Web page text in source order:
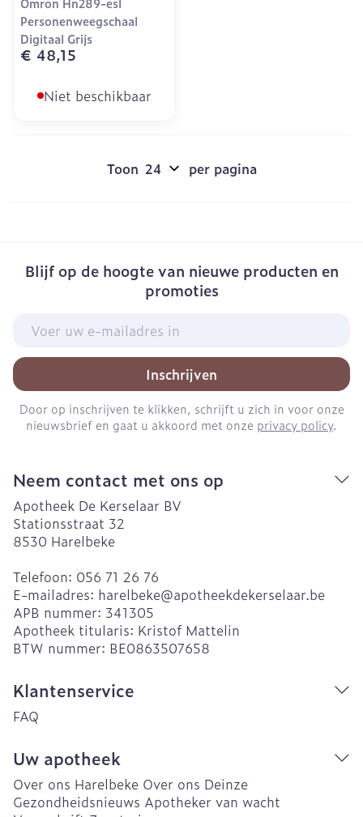
Personenweegschaal
Digitaal Grijs
€ 48,15
Niet beschikbaar
Toon per pagina
Blijf op de hoogte van nieuwe producten en
promoties
Inschrijven
Door op inschrijven te klikken, schrijft u zich in voor onze
nieuwsbrief en gaat u akkoord met onze privacy policy.
Neem contact met ons op
Apotheek De Kerselaar BV
Stationsstraat 32
8530 Harelbeke
Telefoon: 056 71 26 76
E-mailadres: harelbeke@apotheekdekerselaar.be
APB nummer: 341305
Apotheek titularis: Kristof Mattelin
BTW nummer: BE0863507658
Klantenservice
FAQ
Uw apotheek
Over ons Harelbeke Over ons Deinze
Gezondheidsnieuws Apotheker van wacht